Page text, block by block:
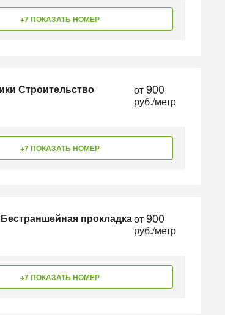
+7 ПОКАЗАТЬ НОМЕР
Строительство
от900
руб./метр
+7 ПОКАЗАТЬ НОМЕР
прокладкаот900
руб./метр
+7 ПОКАЗАТЬ НОМЕР